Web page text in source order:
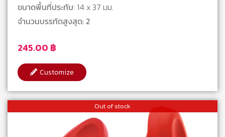
245.00 ฿
ขนาดพื้นที่ประทับ: 14 x 37 มม.
จำนวนบรรทัดสูงสุด: 2
Customize
Out of stock